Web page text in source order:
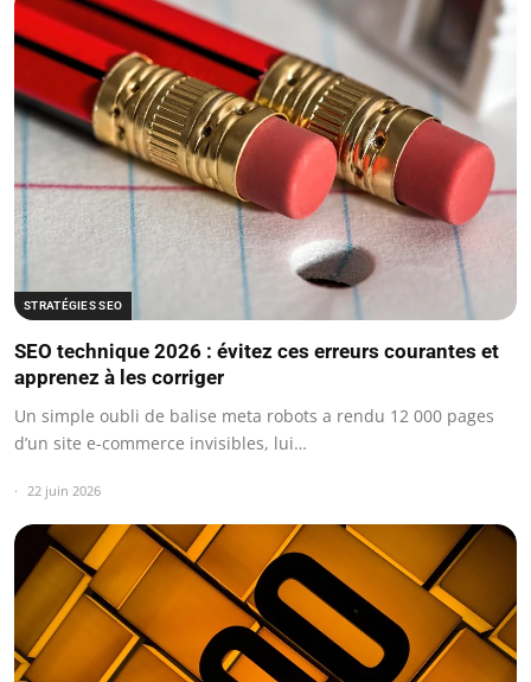
STRATÉGIES SEO
SEO technique 2026 : évitez ces erreurs courantes et
apprenez à les corriger
Un simple oubli de balise meta robots a rendu 12 000 pages
d’un site e-commerce invisibles, lui…
22 juin 2026